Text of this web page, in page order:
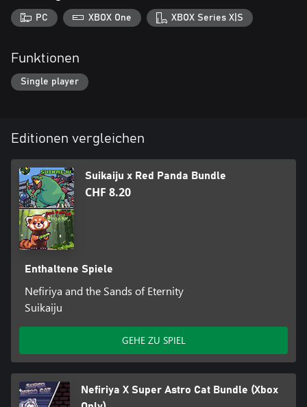
PC XBOX One XBOX Series X|S
Funktionen
Single player
Editionen vergleichen
Suikaiju x Red Panda Bundle
CHF 8.20
Enthaltene Spiele
Nefiriya and the Sands of Eternity
Suikaiju
GEHE ZU SPIEL
Nefiriya X Super Astro Cat Bundle (Xbox